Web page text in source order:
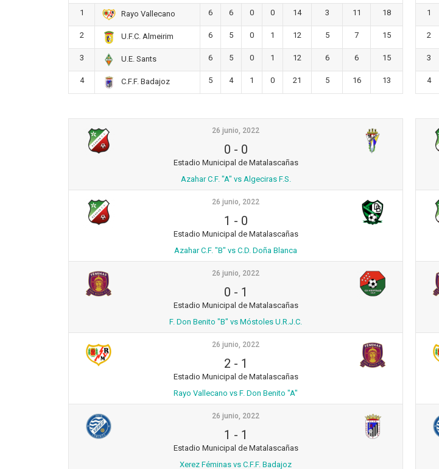
1 Rayo Vallecano 6 6 0 0 14 3 11 18
2 U.F.C. Almeirim 6 5 0 1 12 5 7 15
3 U.E. Sants 6 5 0 1 12 6 6 15
4 C.F.F. Badajoz 5 4 1 0 21 5 16 13
26 junio, 2022
0 - 0
Estadio Municipal de Matalascañas
Azahar C.F. "A" vs Algeciras F.S.
26 junio, 2022
1 - 0
Estadio Municipal de Matalascañas
Azahar C.F. "B" vs C.D. Doña Blanca
26 junio, 2022
0 - 1
Estadio Municipal de Matalascañas
F. Don Benito "B" vs Móstoles U.R.J.C.
26 junio, 2022
2 - 1
Estadio Municipal de Matalascañas
Rayo Vallecano vs F. Don Benito "A"
26 junio, 2022
1 - 1
Estadio Municipal de Matalascañas
Xerez Féminas vs C.F.F. Badajoz
1
2
3
4